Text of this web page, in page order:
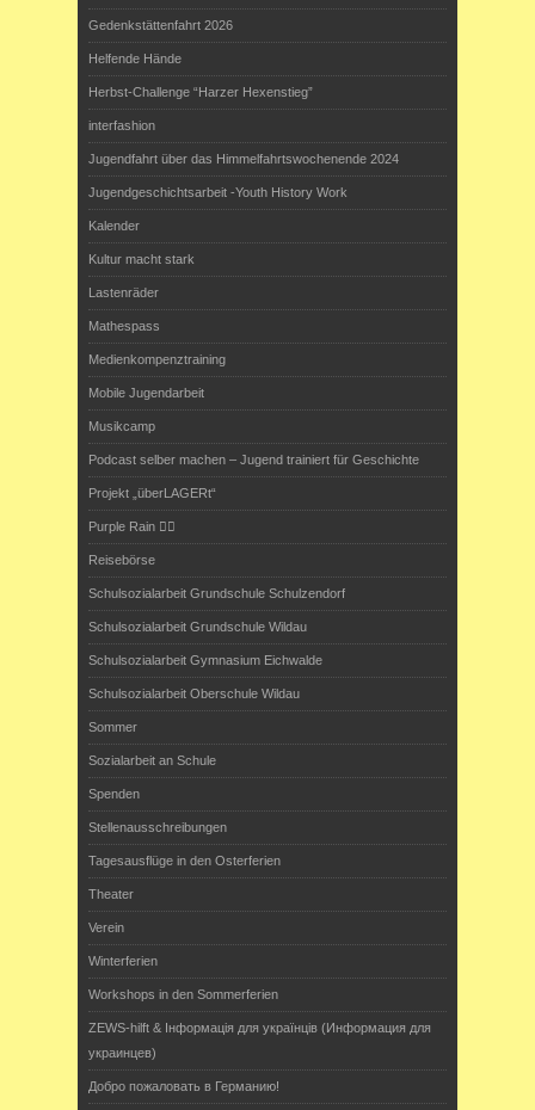
Gedenkstättenfahrt 2026
Helfende Hände
Herbst-Challenge “Harzer Hexenstieg”
interfashion
Jugendfahrt über das Himmelfahrtswochenende 2024
Jugendgeschichtsarbeit -Youth History Work
Kalender
Kultur macht stark
Lastenräder
Mathespass
Medienkompenztraining
Mobile Jugendarbeit
Musikcamp
Podcast selber machen – Jugend trainiert für Geschichte
Projekt „überLAGERt“
Purple Rain 🏳️‍🌈
Reisebörse
Schulsozialarbeit Grundschule Schulzendorf
Schulsozialarbeit Grundschule Wildau
Schulsozialarbeit Gymnasium Eichwalde
Schulsozialarbeit Oberschule Wildau
Sommer
Sozialarbeit an Schule
Spenden
Stellenausschreibungen
Tagesausflüge in den Osterferien
Theater
Verein
Winterferien
Workshops in den Sommerferien
ZEWS-hilft & Інформація для українців (Информация для
украинцев)
Добро пожаловать в Германию!